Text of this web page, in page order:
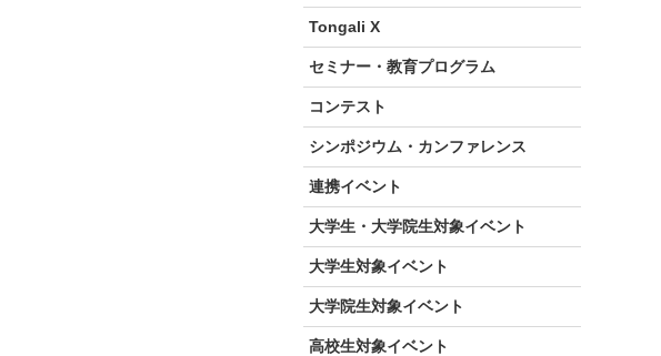
Tongali X
セミナー・教育プログラム
コンテスト
シンポジウム・カンファレンス
連携イベント
大学生・大学院生対象イベント
大学生対象イベント
大学院生対象イベント
高校生対象イベント